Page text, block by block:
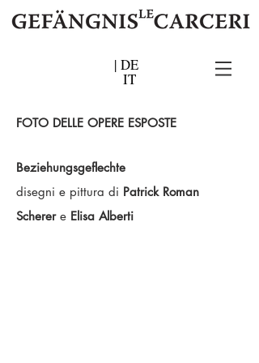
DE
|
IT
FOTO DELLE OPERE ESPOSTE
Beziehungsgeflechte
disegni e pittura di Patrick Roman
Scherere Elisa Alberti